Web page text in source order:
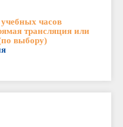
часов
трансляция или
выбору)